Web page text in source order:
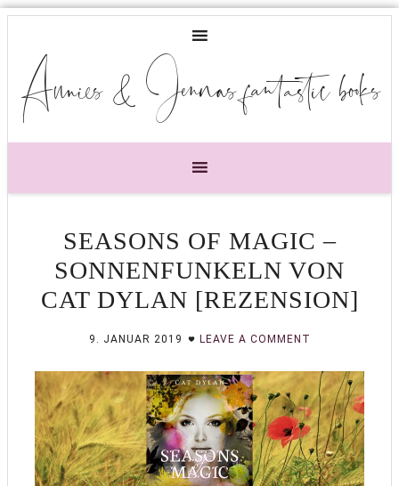
Annies & Jennas fantastic books
SEASONS OF MAGIC –
SONNENFUNKELN VON
CAT DYLAN [REZENSION]
9. JANUAR 2019 LEAVE A COMMENT